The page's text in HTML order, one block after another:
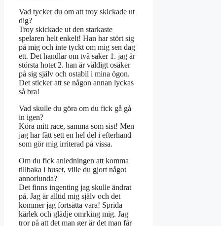
Vad tycker du om att troy skickade ut
dig?
Troy skickade ut den starkaste
spelaren helt enkelt! Han har stört sig
på mig och inte tyckt om mig sen dag
ett. Det handlar om två saker 1. jag är
största hotet 2. han är väldigt osäker
på sig själv och ostabil i mina ögon.
Det sticker att se någon annan lyckas
så bra!
Vad skulle du göra om du fick gå gå
in igen?
Köra mitt race, samma som sist! Men
jag har fått sett en hel del i efterhand
som gör mig irriterad på vissa.
Om du fick anledningen att komma
tillbaka i huset, ville du gjort något
annorlunda?
Det finns ingenting jag skulle ändrat
på. Jag är alltid mig själv och det
kommer jag fortsätta vara! Sprida
kärlek och glädje omrking mig. Jag
tror på att det man ger är det man får